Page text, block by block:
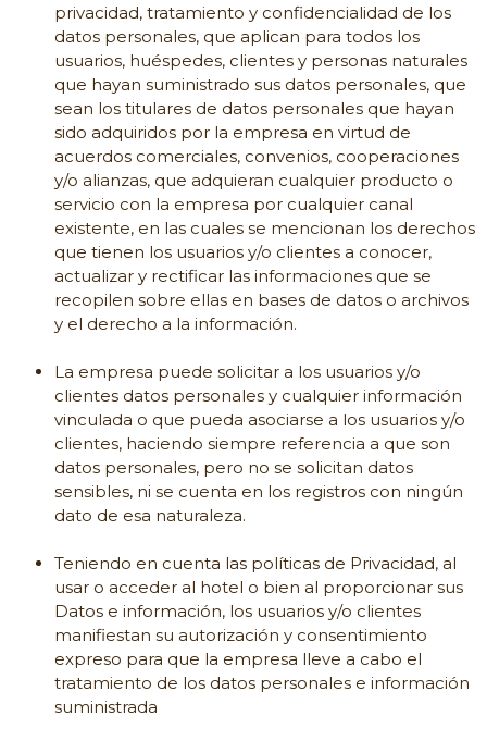
privacidad, tratamiento y confidencialidad de los
datos personales, que aplican para todos los
usuarios, huéspedes, clientes y personas naturales
que hayan suministrado sus datos personales, que
sean los titulares de datos personales que hayan
sido adquiridos por la empresa en virtud de
acuerdos comerciales, convenios, cooperaciones
y/o alianzas, que adquieran cualquier producto o
servicio con la empresa por cualquier canal
existente, en las cuales se mencionan los derechos
que tienen los usuarios y/o clientes a conocer,
actualizar y rectificar las informaciones que se
recopilen sobre ellas en bases de datos o archivos
y el derecho a la información.
La empresa puede solicitar a los usuarios y/o
clientes datos personales y cualquier información
vinculada o que pueda asociarse a los usuarios y/o
clientes, haciendo siempre referencia a que son
datos personales, pero no se solicitan datos
sensibles, ni se cuenta en los registros con ningún
dato de esa naturaleza.
Teniendo en cuenta las políticas de Privacidad, al
usar o acceder al hotel o bien al proporcionar sus
Datos e información, los usuarios y/o clientes
manifiestan su autorización y consentimiento
expreso para que la empresa lleve a cabo el
tratamiento de los datos personales e información
suministrada